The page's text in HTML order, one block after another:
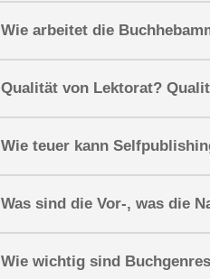
Wie arbeitet die
Qualität von Lektorat?
Wie teuer kann
Was sind die Vor-, was die
Wie wichtig sind